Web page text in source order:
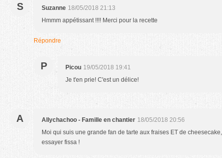
S Suzanne 18/05/2018 21:13
Hmmm appétissant !!!! Merci pour la recette
Répondre
P Picou 19/05/2018 19:41
Je t'en prie! C'est un délice!
A Allychachoo - Famille en chantier 18/05/2018 20:56
Moi qui suis une grande fan de tarte aux fraises ET de
essayer fissa !